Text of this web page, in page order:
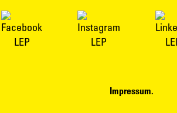
Impressum.